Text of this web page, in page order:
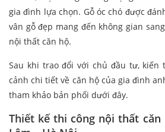
gia đình lựa chọn. Gỗ óc chó được
vân gỗ đẹp mang đến không gian
nội thất căn hộ.
Sau khi trao đổi với chủ đầu tư, kiến
cảnh chi tiết về căn hộ của gia đình
tham khảo bản phối dưới đây.
Thiết kế thi công nội thất căn